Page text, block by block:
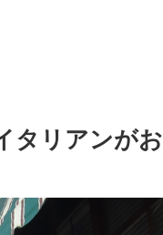
タリアンがお